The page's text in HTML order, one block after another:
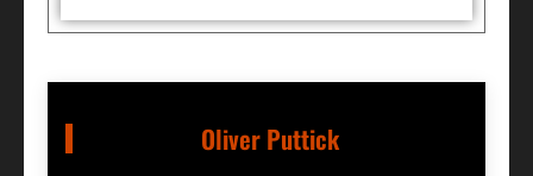
Oliver Puttick